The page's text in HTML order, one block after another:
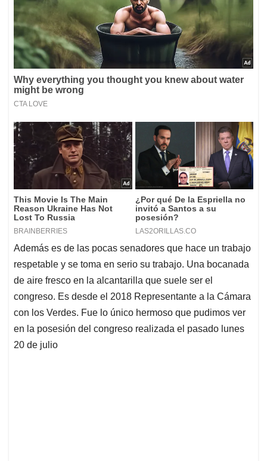
Además es de las pocas senadores que hace un trabajo
respetable y se toma en serio su trabajo. Una bocanada
de aire fresco en la alcantarilla que suele ser el
congreso. Es desde el 2018 Representante a la Cámara
con los Verdes. Fue lo único hermoso que pudimos ver
en la posesión del congreso realizada el pasado lunes
20 de julio